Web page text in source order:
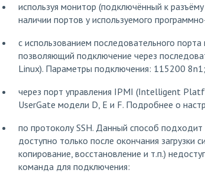
используя монитор (подключённый к
наличии портов у используемого
с использованием последовательного
позволяющий подключение через
Linux). Параметры подключения: 115200 8n1;
через порт управления IPMI (Intelligent
UserGate модели D, E и F. Подробнее о
по протоколу SSH. Данный способ
доступно только после окончания загрузки
копирование, восстановление и т.п.)
команда для подключения: